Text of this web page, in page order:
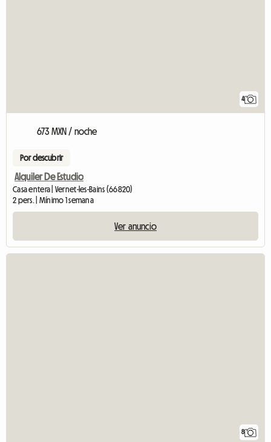
4
673 MXN / noche
Por descubrir
Alquiler De Estudio
Casa entera | Vernet-les-Bains (66820)
2 pers. | Mínimo 1 semana
Ver anuncio
8